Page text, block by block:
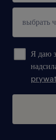
Я даю